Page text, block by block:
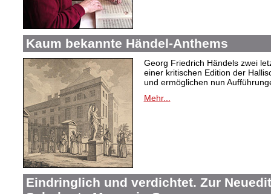
Kaum bekannte Händel-Anthems
Georg Friedrich Händels zwei
einer kritischen Edition der
und ermöglichen nun
Mehr...
Eindringlich und verdichtet. Zur